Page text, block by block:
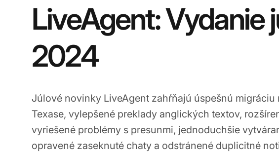
LiveAgent: Vydanie
2024
Júlové novinky LiveAgent zahŕňajú úspešnú migráciu
Texase, vylepšené preklady anglických textov,
vyriešené problémy s presunmi, jednoduchšie
opravené zaseknuté chaty a odstránené duplicitné